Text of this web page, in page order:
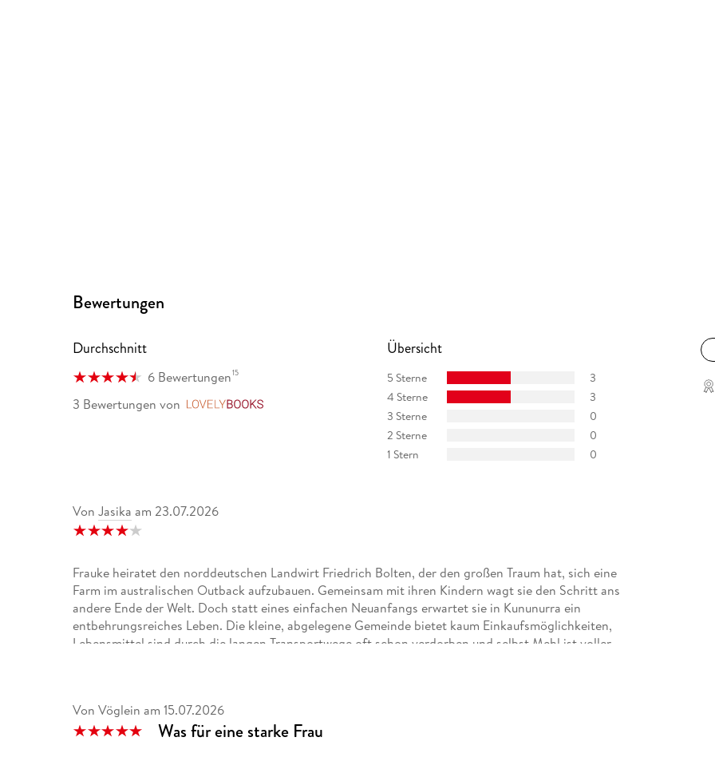
Bewertungen
Durchschnitt
6 Bewertungen15
3 Bewertungen von
Übersicht
5 Sterne
3
4 Sterne
3
3 Sterne
0
2 Sterne
0
1 Stern
0
VonJasika am 23.07.2026
Frauke heiratet den norddeutschen Landwirt Friedrich Bolten, der den großen Traum hat, sich eine
Farm im australischen Outback aufzubauen. Gemeinsam mit ihren Kindern wagt sie den Schritt ans
andere Ende der Welt. Doch statt eines einfachen Neuanfangs erwartet sie in Kununurra ein
entbehrungsreiches Leben. Die kleine, abgelegene Gemeinde bietet kaum Einkaufsmöglichkeiten,
Lebensmittel sind durch die langen Transportwege oft schon verdorben und selbst Mehl ist voller
steht Frauke plötzlich allein mit ihren Kindern da und muss entscheiden, ob sie den Traum ihres
Mannes weiterlebt oder aufgibt.
Von Vöglein am 15.07.2026
Was für eine starke Frau